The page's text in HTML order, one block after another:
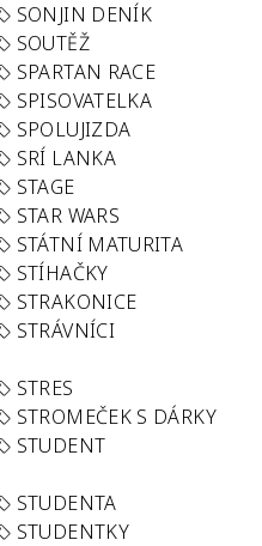
SONJIN DENÍK
SOUTĚŽ
SPARTAN RACE
SPISOVATELKA
SPOLUJIZDA
SRÍ LANKA
STAGE
STAR WARS
STÁTNÍ MATURITA
STÍHAČKY
STRAKONICE
STRÁVNÍCI
STRES
STROMEČEK S DÁRKY
STUDENT
STUDENTA
STUDENTKY